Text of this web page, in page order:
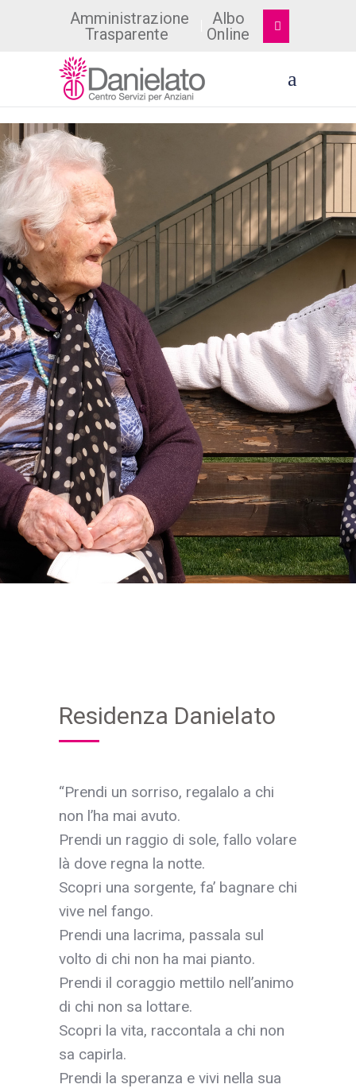
Amministrazione
Trasparente
Albo
Online
Residenza Danielato
“Prendi un sorriso, regalalo a chi
non l’ha mai avuto.
Prendi un raggio di sole, fallo volare
là dove regna la notte.
Scopri una sorgente, fa’ bagnare chi
vive nel fango.
Prendi una lacrima, passala sul
volto di chi non ha mai pianto.
Prendi il coraggio mettilo nell’animo
di chi non sa lottare.
Scopri la vita, raccontala a chi non
sa capirla.
Prendi la speranza e vivi nella sua